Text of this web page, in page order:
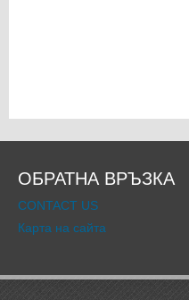
ОБРАТНА ВРЪЗКА
CONTACT US
Карта на сайта